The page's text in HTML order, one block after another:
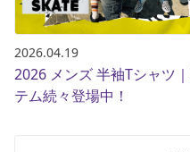
2026.04.19
2026 メンズ 半袖Tシャツ
テム続々登場中！